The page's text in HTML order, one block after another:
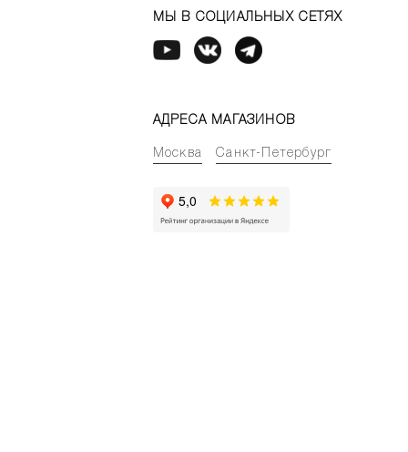
МЫ В СОЦИАЛЬНЫХ СЕТЯХ
АДРЕСА МАГАЗИНОВ
Москва Санкт-Петербург